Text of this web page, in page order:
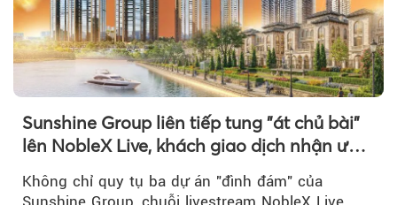
Sunshine Group liên tiếp tung "át chủ bài"
lên NobleX Live, khách giao dịch nhận ưu
Không chỉ quy tụ ba dự án "đình đám" của
Sunshine Group, chuỗi livestream NobleX Live